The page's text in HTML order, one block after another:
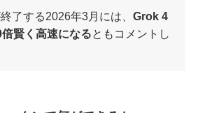
了する2026年3月には、 Grok 4
賢く高速になるともコメントし